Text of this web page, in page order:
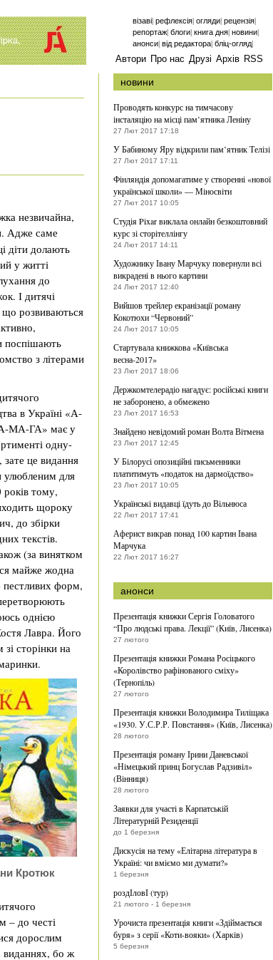
візаві| рефлексія| огляди| рецензія|
репортаж| блоги| книга дня| новини|
анонси| від редактора| бліц-огляд|
Автори Про нас Друзі Архів RSS
незвичайна,
Адже саме
діти долають
у житті
до
І дитячі
що розвиваються
поспішають
з літерами
в Україні «А-
МА-ГА» має у
одну-
зате це видання
улюбленим для
років тому,
щороку
до збірки
текстів.
(за винятком
майже жодна
пестливих форм,
однією
Лавра. Його
сторінки на
Кротюк
– до честі
дорослим
виданнях, бо ж
новини
Проводять конкурс на тимчасову
інсталяцію на місці пам’ятника Леніну
27 Лют 2017 17:18
У Бабиному Яру відкрили пам’ятник Телізі
27 Лют 2017 17:11
Фінляндія допомагатиме у створенні «нової
української школи» — Міносвіти
27 Лют 2017 10:05
Студія Pixar виклала онлайн безкоштовний
курс зі сторітеллінгу
24 Лют 2017 14:11
Художнику Івану Марчуку повернули всі
викрадені в нього картини
24 Лют 2017 12:40
Вийшов трейлер екранізації роману
Кокотюхи “Червоний”
24 Лют 2017 10:05
Стартувала книжкова «Київська
весна-2017»
23 Лют 2017 18:06
Держкомтелерадіо нагадує: російські книги
не заборонено, а обмежено
23 Лют 2017 16:53
Знайдено невідомий роман Волта Вітмена
23 Лют 2017 12:45
У Білорусі опозиційні письменники
платитимуть «податок на дармоїдство»
23 Лют 2017 10:05
Українські видавці їдуть до Вільнюса
22 Лют 2017 17:41
Аферист викрав понад 100 картин Івана
Марчука
22 Лют 2017 16:27
анонси
Презентація книжки Сергія Головатого
“Про людські права. Лекції” (Київ, Лисенка)
27 лютого
Презентація книжки Романа Росіцького
«Королівство рафінованого сміху»
(Тернопіль)
27 лютого
Презентація книжки Володимира Тиліщака
«1930. У.С.Р.Р. Повстання» (Київ, Лисенка)
28 лютого
Презентація роману Ірини Даневської
«Німецький принц Богуслав Радзивіл»
(Вінниця)
28 лютого
Заявки для участі в Карпатській
Літературній Резиденції
до 1 березня
Дискусія на тему «Елітарна література в
Україні: чи вміємо ми думати?»
1 березня
роздІловІ (тур)
21 лютого - 1 березня
Урочиста презентація книги «Здіймається
буря» з серії «Коти-вояки» (Харків)
5 березня